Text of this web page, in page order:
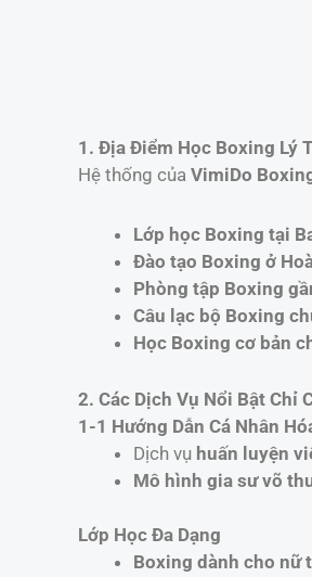
1. Địa Điểm Học Boxing Lý
Hệ thống của VimiDo
Lớp học Boxing tại
Đào tạo Boxing ở
Phòng tập Boxing
Câu lạc bộ Boxing
Học Boxing cơ bản
2. Các Dịch Vụ Nổi Bật Chỉ
1-1 Hướng Dẫn Cá Nhân
Dịch vụ huấn luyện
Mô hình gia sư võ
Lớp Học Đa Dạng
Boxing dành cho nữ